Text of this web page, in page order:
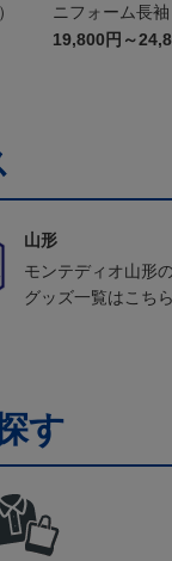
ニフォーム長袖
19,800円～
山形
モンテディオ山形
グッズ一覧はこちら
す